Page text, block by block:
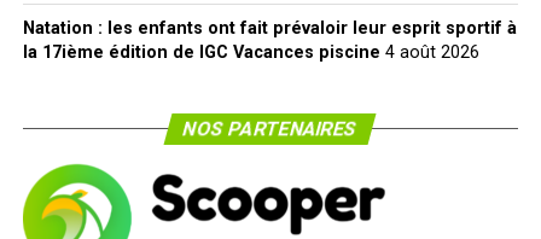
Natation : les enfants ont fait prévaloir leur esprit sportif à
la 17ième édition de IGC Vacances piscine 4 août 2026
NOS PARTENAIRES